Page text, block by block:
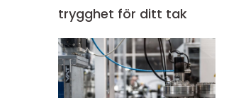
trygghet för ditt tak